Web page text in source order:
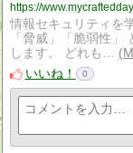
情報セキュリティを
「脅威」「脆弱性」
します。 どれも…
いいね！
0